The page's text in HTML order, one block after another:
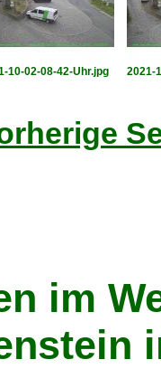
10-02-08-42-Uhr.jpg 2021-
im